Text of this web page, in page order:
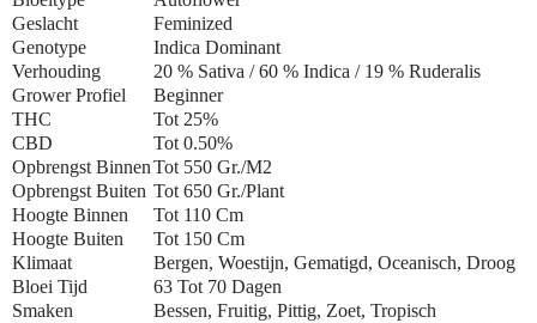
Geslacht
Feminized
Genotype
Indica Dominant
Verhouding
20 % Sativa / 60 % Indica / 19 % Ruderalis
Grower Profiel
Beginner
THC
Tot 25%
CBD
Tot 0.50%
Opbrengst BinnenTot 550 Gr./m2
Opbrengst Buiten Tot 650 Gr./plant
Hoogte Binnen
Tot 110 Cm
Hoogte Buiten
Tot 150 Cm
Klimaat
Bergen, Woestijn, Gematigd, Oceanisch, Droog
Bloei Tijd
63 Tot 70 Dagen
Smaken
Bessen, Fruitig, Pittig, Zoet, Tropisch